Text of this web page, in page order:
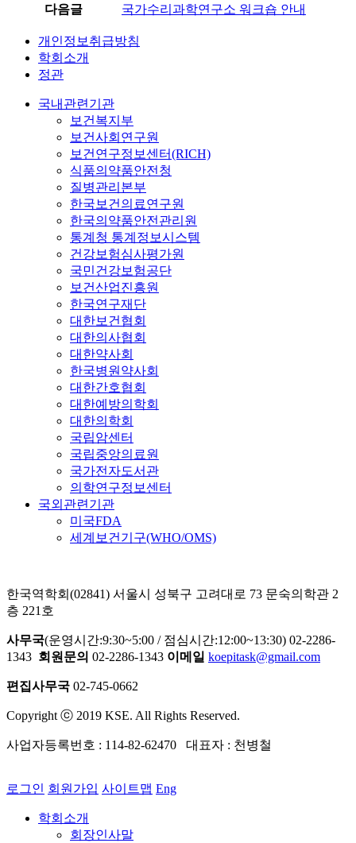
다음글
국가수리과학연구소 워크숍 안내
개인정보취급방침
학회소개
정관
국내관련기관
보건복지부
보건사회연구원
보건연구정보센터(RICH)
식품의약품안전청
질병관리본부
한국보건의료연구원
한국의약품안전관리원
통계청 통계정보시스템
건강보험심사평가원
국민건강보험공단
보건산업진흥원
한국연구재단
대한보건협회
대한의사협회
대한약사회
한국병원약사회
대한간호협회
대한예방의학회
대한의학회
국립암센터
국립중앙의료원
국가전자도서관
의학연구정보센터
국외관련기관
미국FDA
세계보건기구(WHO/OMS)
한국역학회(02841) 서울시 성북구 고려대로 73 문숙의학관 2
층 221호
사무국(운영시간:9:30~5:00 / 점심시간:12:00~13:30) 02-2286-
1343 회원문의 02-2286-1343 이메일 koepitask@gmail.com
편집사무국 02-745-0662
Copyright ⓒ 2019 KSE. All Rights Reserved.
사업자등록번호 : 114-82-62470 대표자 : 천병철
로그인 회원가입 사이트맵 Eng
학회소개
회장인사말